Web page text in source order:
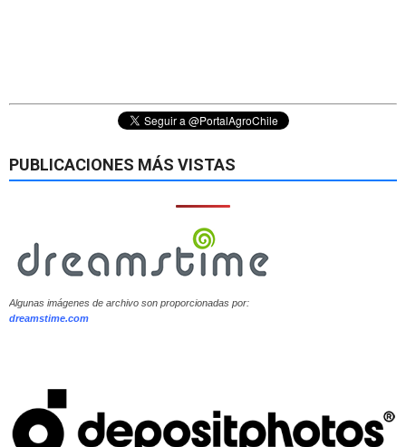
PUBLICACIONES MÁS VISTAS
Algunas imágenes de archivo son proporcionadas por:
dreamstime.com